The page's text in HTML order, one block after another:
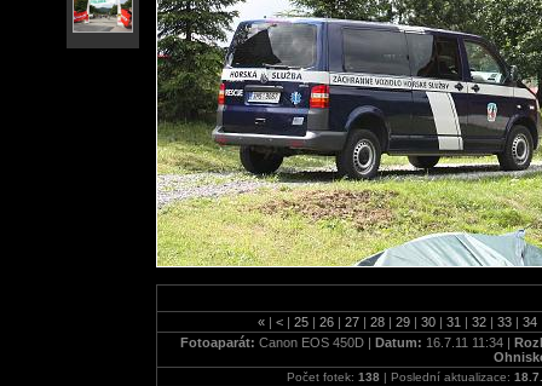
« | < | 25 | 26 | 27 | 28 | 29 | 30 | 31 | 32 | 33 | 34
Fotoaparát: Canon EOS 450D | Datum: 16.7.11 11:34 |
Počet fotek: 138 | Poslední aktualizace: